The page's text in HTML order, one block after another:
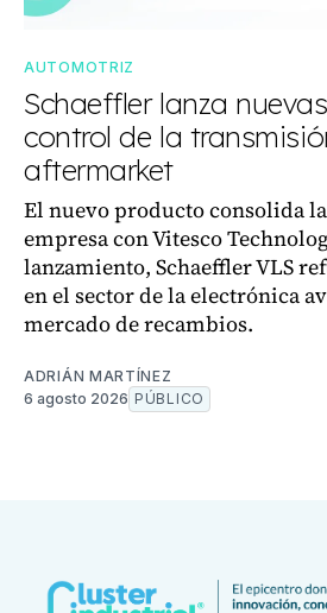
AUTOMOTRIZ
Schaeffler lanza
control de la
aftermarket
El nuevo producto consolida
empresa con Vitesco
lanzamiento, Schaeffler VLS
en el sector de la electrónica
mercado de recambios.
ADRIÁN MARTÍNEZ
6 agosto 2026 PÚBLICO